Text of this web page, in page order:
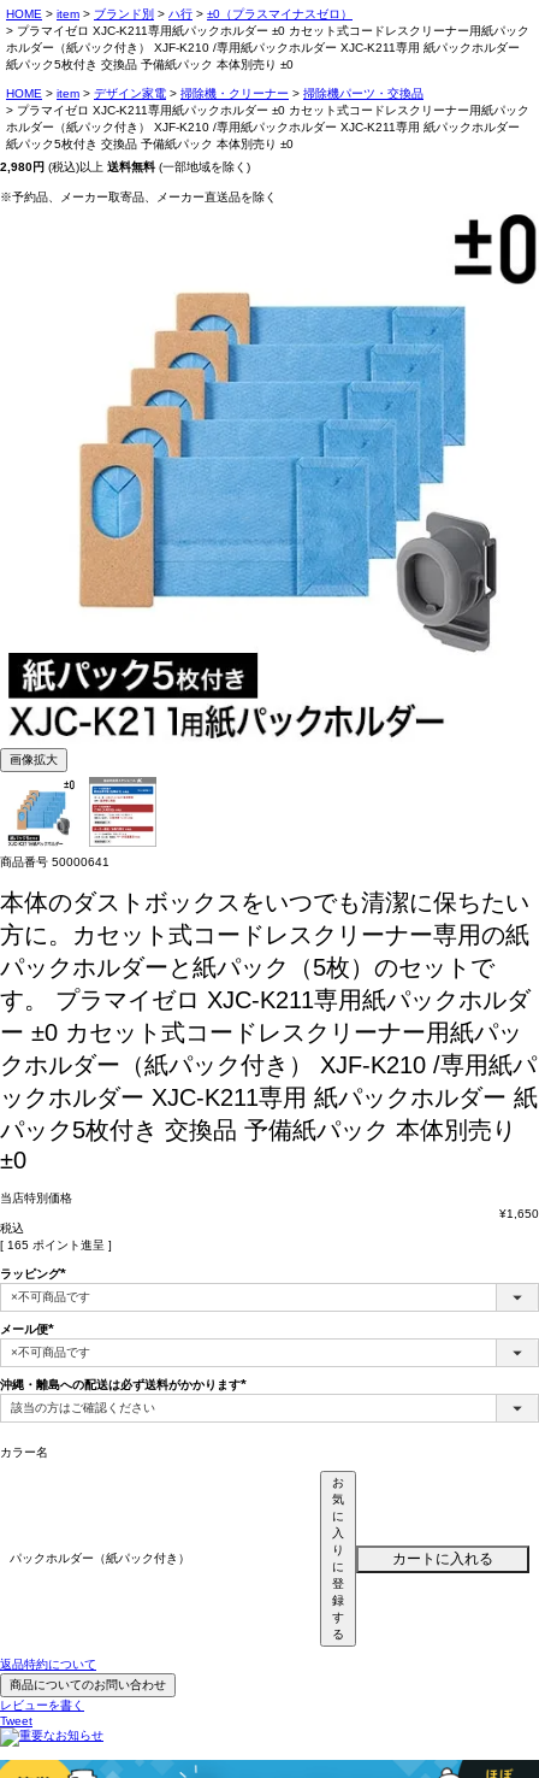
HOME item ブランド別 ハ行
±0（プラスマイナスゼロ）
プラマイゼロ XJC-K211専用紙パックホルダー ±0 カセット式コードレスクリーナー用紙パック
ホルダー（紙パック付き） XJF-K210 /専用紙パックホルダー XJC-K211専用 紙パックホルダー
紙パック5枚付き 交換品 予備紙パック 本体別売り ±0
HOME item デザイン家電 掃除機・クリーナー
掃除機パーツ・交換品
プラマイゼロ XJC-K211専用紙パックホルダー ±0 カセット式コードレスクリーナー用紙パック
ホルダー（紙パック付き） XJF-K210 /専用紙パックホルダー XJC-K211専用 紙パックホルダー
紙パック5枚付き 交換品 予備紙パック 本体別売り ±0
2,980円 (税込)以上 送料無料 (一部地域を除く)
※予約品、メーカー取寄品、メーカー直送品を除く
画像拡大
商品番号 50000641
本体のダストボックスをいつでも清潔に保ちたい
方に。カセット式コードレスクリーナー専用の紙
パックホルダーと紙パック（5枚）のセットで
す。
プラマイゼロ XJC-K211専用紙パックホルダ
ー ±0 カセット式コードレスクリーナー用紙パッ
クホルダー（紙パック付き） XJF-K210 /専用紙パ
ックホルダー XJC-K211専用 紙パックホルダー 紙
パック5枚付き 交換品 予備紙パック 本体別売り
±0
当店特別価格
¥1,650
税込
[ 165 ポイント進呈 ]
ラッピング
(必
須)
メール便
(必
須)
沖縄・離島への配送は必ず送料がかかります
須)
カラー名
パックホルダー（紙パック付き）
お
気
に
入
り
に
登
録
す
る
カートに入れる
返品特約について
商品についてのお問い合わせ
レビューを書く
Tweet